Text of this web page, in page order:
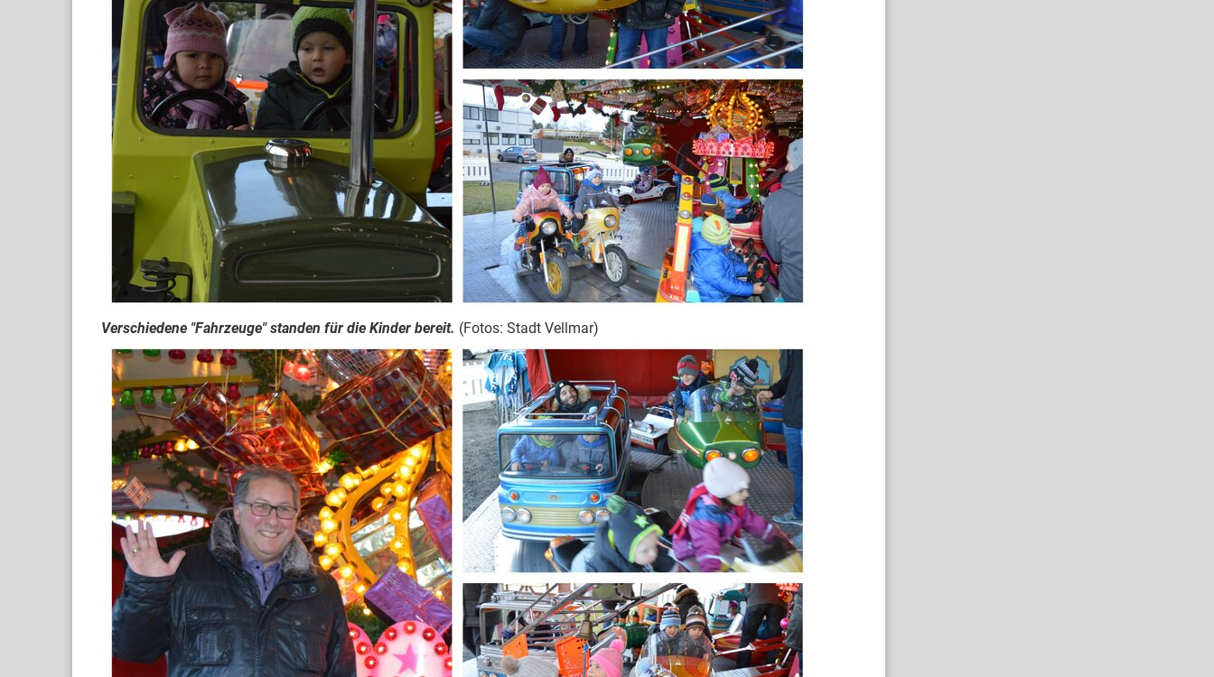
Verschiedene "Fahrzeuge" standen für die Kinder bereit. (Fotos: Stadt Vellmar)